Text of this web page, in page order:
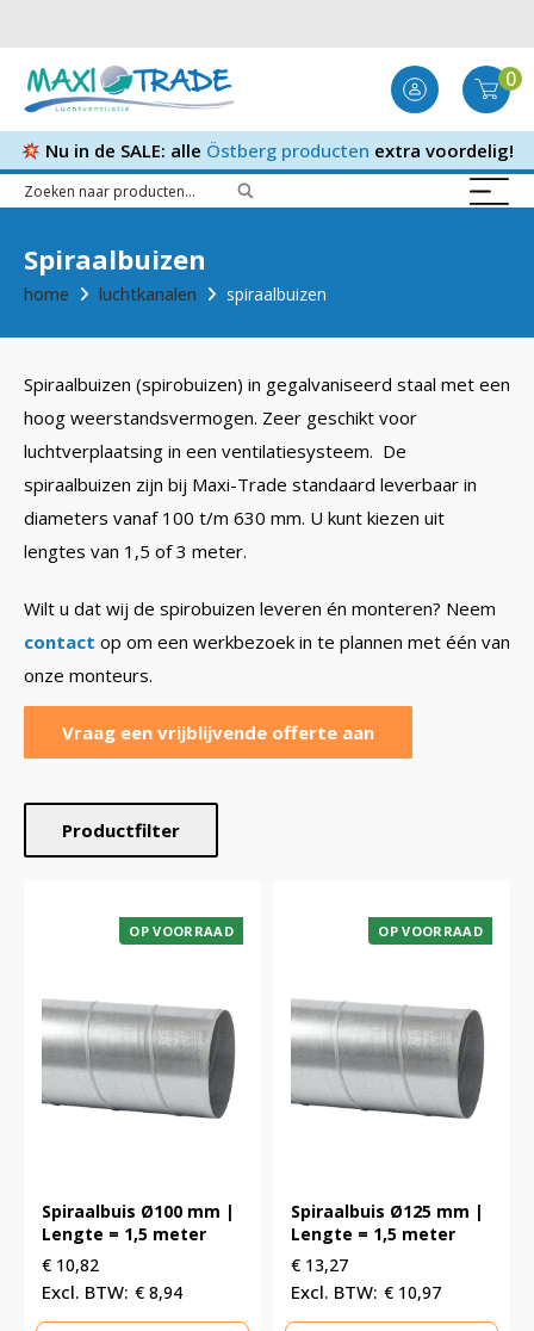
0
Nu in de SALE: alle Östberg producten extra voordelig!
Spiraalbuizen
home luchtkanalen spiraalbuizen
Spiraalbuizen (spirobuizen) in gegalvaniseerd staal met een
hoog weerstandsvermogen. Zeer geschikt voor
luchtverplaatsing in een ventilatiesysteem. De
spiraalbuizen zijn bij Maxi-Trade standaard leverbaar in
diameters vanaf 100 t/m 630 mm. U kunt kiezen uit
lengtes van 1,5 of 3 meter.
Wilt u dat wij de spirobuizen leveren én monteren? Neem
contact op om een werkbezoek in te plannen met één van
onze monteurs.
Vraag een vrijblijvende offerte aan
Productfilter
OP VOORRAAD
Spiraalbuis Ø100 mm |
Lengte = 1,5 meter
€ 10,82
€ 8,94
OP VOORRAAD
Spiraalbuis Ø125 mm |
Lengte = 1,5 meter
€ 13,27
€ 10,97